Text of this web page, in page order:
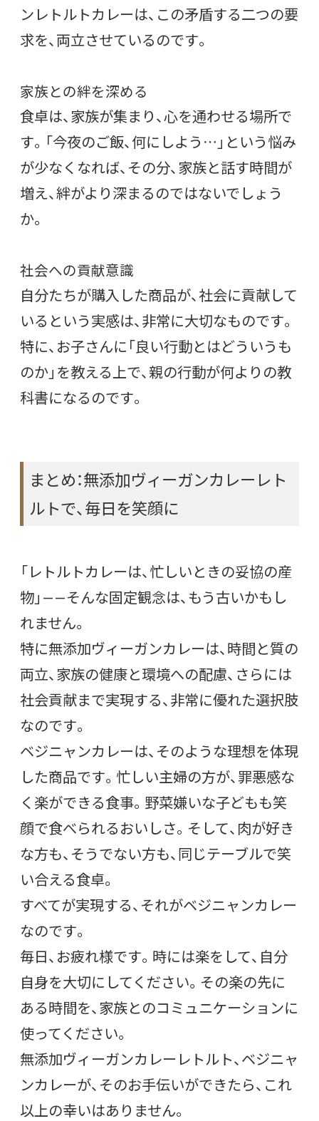
ンレトルトカレーは、この矛盾する二つの要
求を、両立させているのです。
家族との絆を深める
食卓は、家族が集まり、心を通わせる場所で
す。「今夜のご飯、何にしよう…」という悩み
が少なくなれば、その分、家族と話す時間が
増え、絆がより深まるのではないでしょう
か。
社会への貢献意識
自分たちが購入した商品が、社会に貢献して
いるという実感は、非常に大切なものです。
特に、お子さんに「良い行動とはどういうも
のか」を教える上で、親の行動が何よりの教
科書になるのです。
まとめ：無添加ヴィーガンカレーレト
ルトで、毎日を笑顔に
「レトルトカレーは、忙しいときの妥協の産
物」——そんな固定観念は、もう古いかもし
れません。
特に無添加ヴィーガンカレーは、時間と質の
両立、家族の健康と環境への配慮、さらには
社会貢献まで実現する、非常に優れた選択肢
なのです。
ベジニャンカレーは、そのような理想を体現
した商品です。忙しい主婦の方が、罪悪感な
く楽ができる食事。野菜嫌いな子どもも笑
顔で食べられるおいしさ。そして、肉が好き
な方も、そうでない方も、同じテーブルで笑
い合える食卓。
すべてが実現する、それがベジニャンカレー
なのです。
毎日、お疲れ様です。時には楽をして、自分
自身を大切にしてください。その楽の先に
ある時間を、家族とのコミュニケーションに
使ってください。
無添加ヴィーガンカレーレトルト、ベジニャ
ンカレーが、そのお手伝いができたら、これ
以上の幸いはありません。